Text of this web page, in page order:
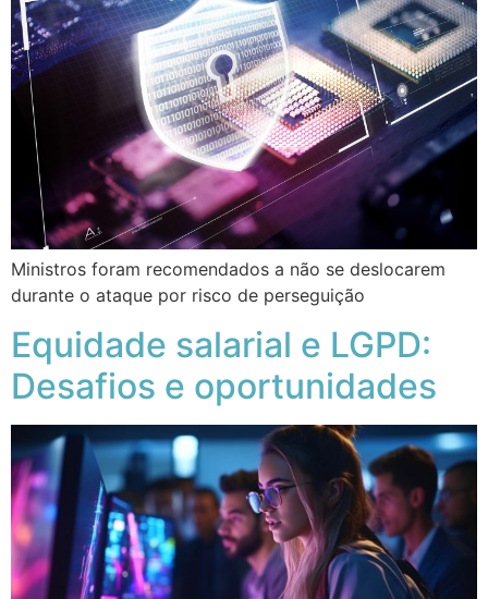
Ministros foram recomendados a não se deslocarem
durante o ataque por risco de perseguição
Equidade salarial e LGPD:
Desafios e oportunidades